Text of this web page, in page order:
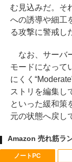
む見込みだ。そ
への誘導や細工
る攻撃に警戒し
なお、サーバ
モードになって
にくく
ストリを編集し
といった緩和策
元の状態へ戻し
Amazon 売れ筋ラ
ノートPC